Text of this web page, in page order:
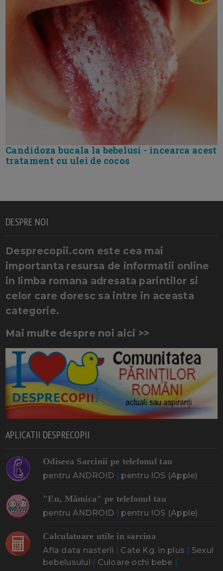
Candidoza bucala la bebelusi - incearca acest
tratament cu ulei de cocos
DESPRE NOI
Desprecopii.com este cea mai
importanta resursa de informatii online
in limba romana adresata parintilor si
celor care doresc sa intre in aceasta
categorie.
Mai multe despre noi aici >>
APLICATII DESPRECOPII
Odiseea Sarcinii pe telefonul tau
pentru ANDROID | pentru IOS (Apple)
"Eu, Mămica" pe telefonul tau
pentru ANDROID | pentru IOS (Apple)
Calculatoare utile in sarcina
Afla data nasterii | Cate Kg. in plus | Sexul
bebelusului | Culoare ochi bebe |